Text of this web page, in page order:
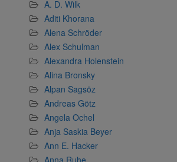
A. D. Wilk
Aditi Khorana
Alena Schröder
Alex Schulman
Alexandra Holenstein
Alina Bronsky
Alpan Sagsöz
Andreas Götz
Angela Ochel
Anja Saskia Beyer
Ann E. Hacker
Anna Ruhe